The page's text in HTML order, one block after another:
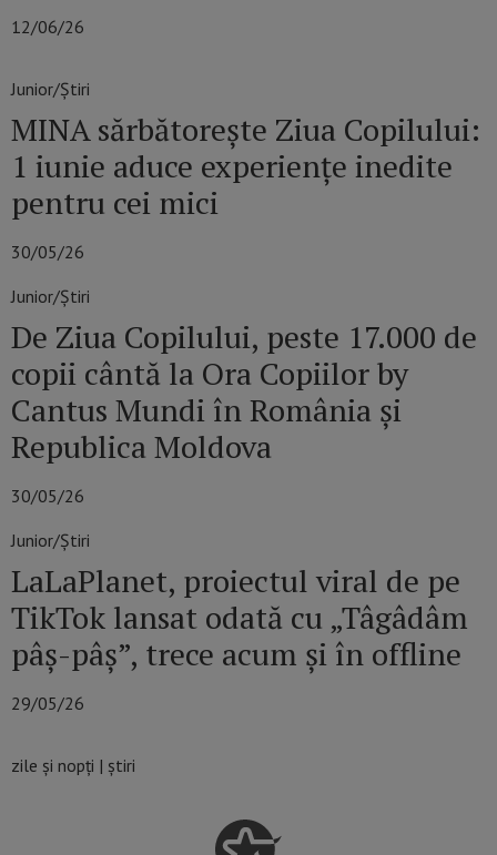
12/06/26
Junior/Știri
MINA sărbătorește Ziua Copilului:
1 iunie aduce experiențe inedite
pentru cei mici
30/05/26
Junior/Știri
De Ziua Copilului, peste 17.000 de
copii cântă la Ora Copiilor by
Cantus Mundi în România și
Republica Moldova
30/05/26
Junior/Știri
LaLaPlanet, proiectul viral de pe
TikTok lansat odată cu „Tâgâdâm
pâș-pâș”, trece acum și în offline
29/05/26
zile și nopți | știri